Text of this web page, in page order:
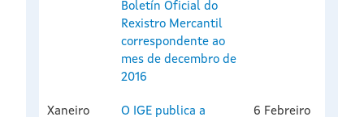
Boletín Oficial do
Rexistro Mercantil
correspondente ao
mes de decembro de
2016
Xaneiro
O IGE publica a
6 Febreiro